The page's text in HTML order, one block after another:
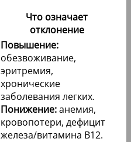
Что означает
отклонение
Повышение:
обезвоживание,
эритремия,
хронические
заболевания легких.
Понижение:анемия,
кровопотери, дефицит
железа/витамина B12.